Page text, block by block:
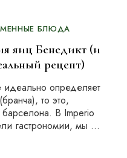
БЛЮДА
яиц Бенедикт (и
рецепт)
определяет
то это,
В Imperio
гастрономии, мы …